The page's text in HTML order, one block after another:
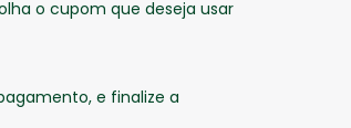
o cupom que deseja usar
e finalize a